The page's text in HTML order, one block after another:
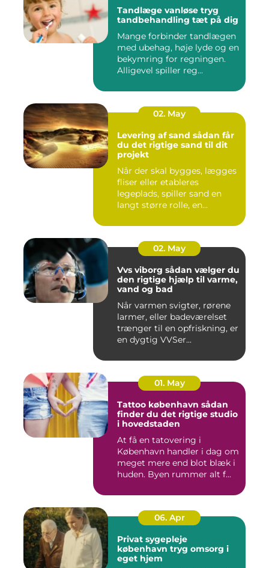
Tandlæge vanløse tryg
tandbehandling tæt på dig
Mange forbinder tandlægen
med ubehag, høje lyde og en
bekymring for regningen.
Alligevel spiller reg...
02. May
Levering af sand sådan får
du det rigtige sand til dit
projekt
Når der skal bygges, lægges
fliser eller etableres
legeplads, spiller sand en
langt større rolle, en...
02. May
Vvs viborg sådan vælger du
den rigtige hjælp til varme,
vand og bad
Når varmen svigter, rørene
larmer, eller badeværelset
trænger til en opfriskning, er
en dygtig VVSer...
01. May
Tattoo københavn sådan
finder du det rigtige studio
i hovedstaden
At få en tatovering i
København handler i dag om
meget mere end blot blæk i
huden. Byen rummer alt f...
06. Apr
Privat sygepleje
københavn tryg omsorg i
eget hjem